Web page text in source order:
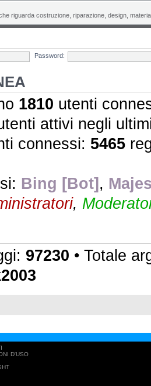
riguarda costruzione, riparazione, design,
Password:
1810 utenti
attivi negli
connessi: 5465
Bing [Bot] ,
,
97230 • Totale
D'USO